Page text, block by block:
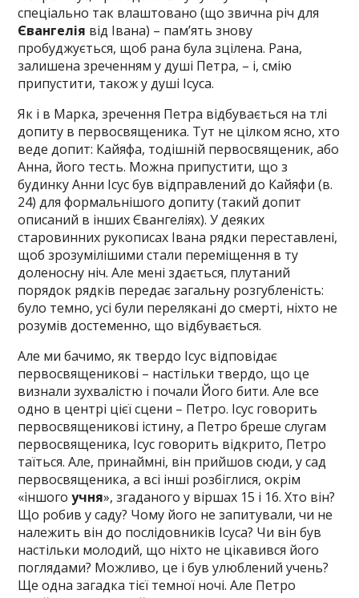
спеціально так влаштовано (що звична річ для
Євангелія від Івана) – пам’ять знову
пробуджується, щоб рана була зцілена. Рана,
залишена зреченням у душі Петра, – і, смію
припустити, також у душі Ісуса.
Як і в Марка, зречення Петра відбувається на тлі
допиту в первосвященика. Тут не цілком ясно, хто
веде допит: Кайяфа, тодішній первосвященик, або
Анна, його тесть. Можна припустити, що з
будинку Анни Ісус був відправлений до Кайяфи (в.
24) для формальнішого допиту (такий допит
описаний в інших Євангеліях). У деяких
старовинних рукописах Івана рядки переставлені,
щоб зрозумілішими стали переміщення в ту
доленосну ніч. Але мені здається, плутаний
порядок рядків передає загальну розгубленість:
було темно, усі були перелякані до смерті, ніхто не
розумів достеменно, що відбувається.
Але ми бачимо, як твердо Ісус відповідає
первосвященикові – настільки твердо, що це
визнали зухвалістю і почали Його бити. Але все
одно в центрі цієї сцени – Петро. Ісус говорить
первосвященикові істину, а Петро бреше слугам
первосвященика, Ісус говорить відкрито, Петро
таїться. Але, принаймні, він прийшов сюди, у сад
первосвященика, а всі інші розбіглися, окрім
«іншогоучня», згаданого у віршах 15 і 16. Хто він?
Що робив у саду? Чому його не запитували, чи не
належить він до послідовників Ісуса? Чи він був
настільки молодий, що ніхто не цікавився його
поглядами? Можливо, це і був улюблений учень?
Ще одна загадка тієї темної ночі. Але Петро